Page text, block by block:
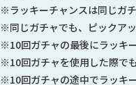
※ラッキーチャンスは同じガチ
※同じガチャでも、ピックア
※10回ガチャの最後にラッキ
※10回ガチャを使用した際で
※10回ガチャの途中でラッキ